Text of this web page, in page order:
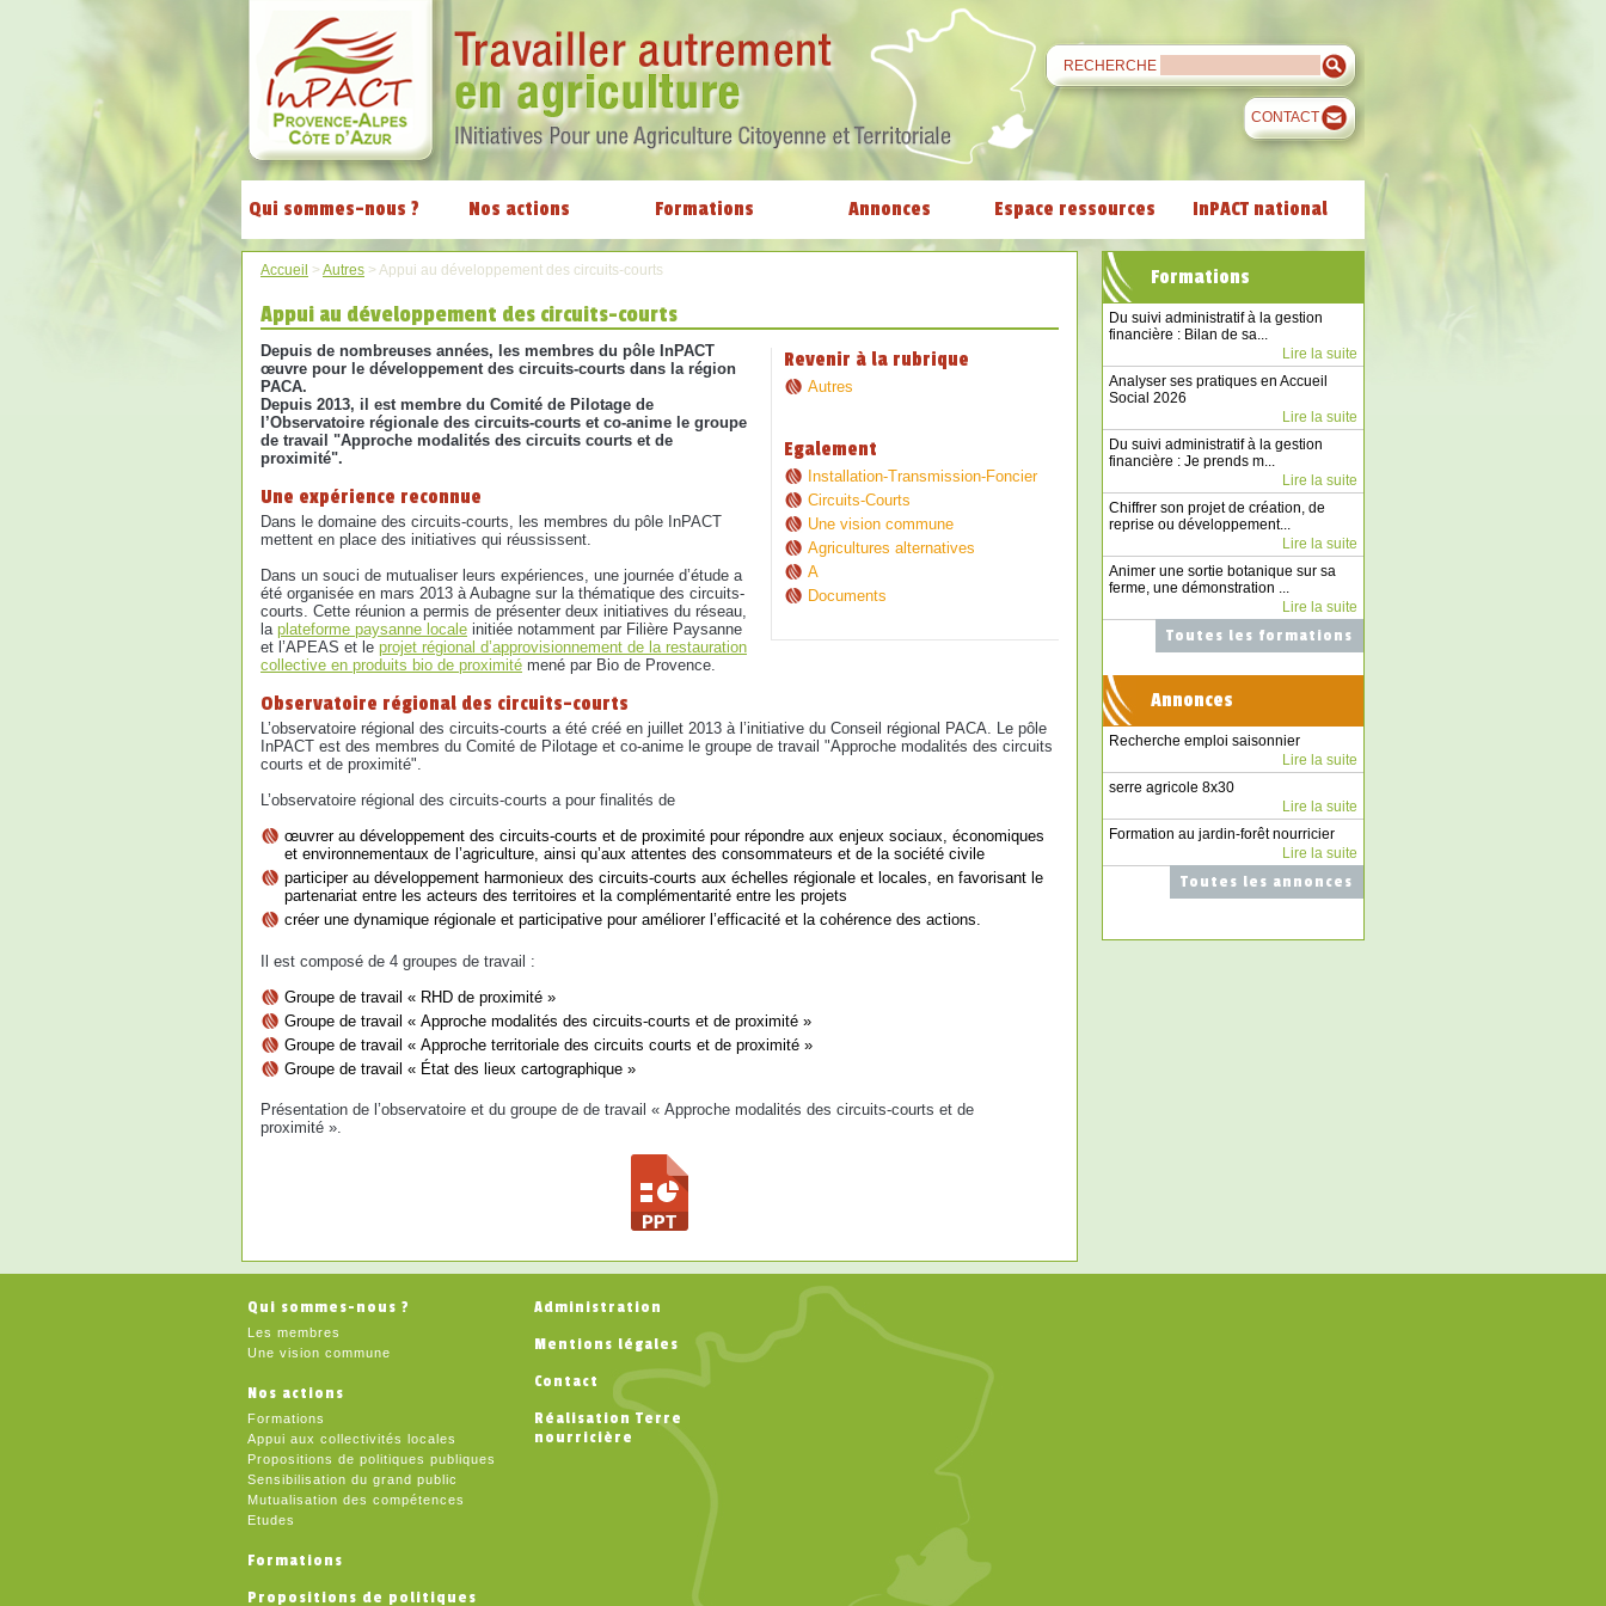
RECHERCHE
CONTACT
Qui sommes-nous ? Nos actions Formations Annonces Espace ressources InPACT national
Accueil > Autres > Appui au développement des circuits-courts
Appui au développement des circuits-courts
Revenir à la rubrique
Autres
Egalement
Installation-Transmission-Foncier
Circuits-Courts
Une vision commune
Agricultures alternatives
A
Documents
Depuis de nombreuses années, les membres du pôle InPACT
œuvre pour le développement des circuits-courts dans la région
PACA.
Depuis 2013, il est membre du Comité de Pilotage de
l’Observatoire régionale des circuits-courts et co-anime le groupe
de travail "Approche modalités des circuits courts et de
proximité".
Une expérience reconnue
Dans le domaine des circuits-courts, les membres du pôle InPACT
mettent en place des initiatives qui réussissent.
Dans un souci de mutualiser leurs expériences, une journée d’étude a
été organisée en mars 2013 à Aubagne sur la thématique des circuits-
courts. Cette réunion a permis de présenter deux initiatives du réseau,
la plateforme paysanne locale initiée notamment par Filière Paysanne
et l’APEAS et le projet régional d’approvisionnement de la restauration
collective en produits bio de proximité mené par Bio de Provence.
Observatoire régional des circuits-courts
L’observatoire régional des circuits-courts a été créé en juillet 2013 à l’initiative du Conseil régional PACA. Le pôle
InPACT est des membres du Comité de Pilotage et co-anime le groupe de travail "Approche modalités des circuits
courts et de proximité".
L’observatoire régional des circuits-courts a pour finalités de
œuvrer au développement des circuits-courts et de proximité pour répondre aux enjeux sociaux, économiques
et environnementaux de l’agriculture, ainsi qu’aux attentes des consommateurs et de la société civile
participer au développement harmonieux des circuits-courts aux échelles régionale et locales, en favorisant le
partenariat entre les acteurs des territoires et la complémentarité entre les projets
créer une dynamique régionale et participative pour améliorer l’efficacité et la cohérence des actions.
Il est composé de 4 groupes de travail :
Groupe de travail « RHD de proximité »
Groupe de travail « Approche modalités des circuits-courts et de proximité »
Groupe de travail « Approche territoriale des circuits courts et de proximité »
Groupe de travail « État des lieux cartographique »
Présentation de l’observatoire et du groupe de de travail « Approche modalités des circuits-courts et de
proximité ».
Formations
Du suivi administratif à la gestion
financière : Bilan de sa...
Lire la suite
Analyser ses pratiques en Accueil
Social 2026
Lire la suite
Du suivi administratif à la gestion
financière : Je prends m...
Lire la suite
Chiffrer son projet de création, de
reprise ou développement...
Lire la suite
Animer une sortie botanique sur sa
ferme, une démonstration ...
Lire la suite
Toutes les formations
Annonces
Recherche emploi saisonnier
Lire la suite
serre agricole 8x30
Lire la suite
Formation au jardin-forêt nourricier
Lire la suite
Toutes les annonces
Qui sommes-nous ?
Les membres
Une vision commune
Nos actions
Formations
Appui aux collectivités locales
Propositions de politiques publiques
Sensibilisation du grand public
Mutualisation des compétences
Etudes
Formations
Propositions de politiques
Administration
Mentions légales
Contact
Réalisation Terre
nourricière